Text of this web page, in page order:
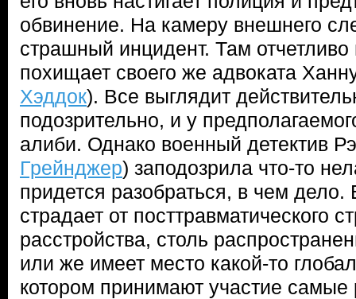
обвинение. На камеру внешнего
страшный инцидент. Там
похищает своего же адвоката
Хэддок). Все выглядит
подозрительно, и у
алиби. Однако военный детектив
Грейнджер) заподозрила что-то
придется разобраться, в чем
страдает от посттравматического
расстройства, столь
или же имеет место какой-то
котором принимают участие самые